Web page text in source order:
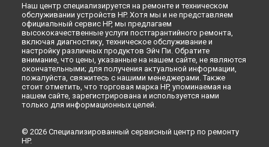
Наш центр специализируется на ремонте и техническом
обслуживании устройств HP. Хотя мы и не представляем
официальный сервис HP, мы предлагаем
высококачественные услуги постгарантийного ремонта,
включая диагностику, техническое обслуживание и
настройку различных продуктов Эйч Пи. Обратите
внимание, что цены, указанные на нашем сайте, не являются
окончательными; для получения актуальной информации,
пожалуйста, свяжитесь с нашими менеджерами. Также
стоит отметить, что торговая марка HP, упоминаемая на
нашем сайте, зарегистрирована и используется нами
только для информационных целей.
© 2026 Специализированный сервисный центр по ремонту
HP.